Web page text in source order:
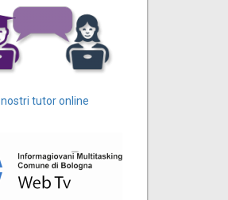
I nostri tutor online